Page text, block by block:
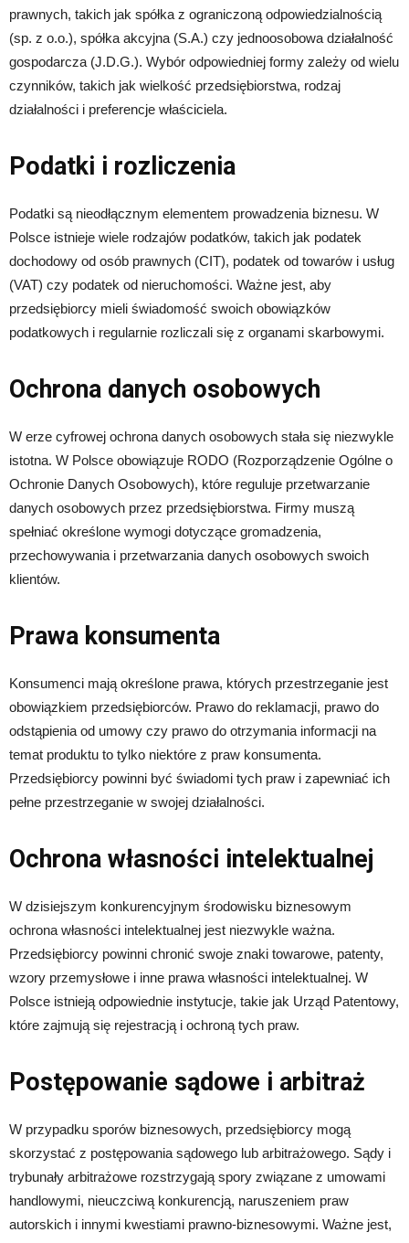
prawnych, takich jak spółka z ograniczoną odpowiedzialnością
(sp. z o.o.), spółka akcyjna (S.A.) czy jednoosobowa działalność
gospodarcza (J.D.G.). Wybór odpowiedniej formy zależy od wielu
czynników, takich jak wielkość przedsiębiorstwa, rodzaj
działalności i preferencje właściciela.
Podatki i rozliczenia
Podatki są nieodłącznym elementem prowadzenia biznesu. W
Polsce istnieje wiele rodzajów podatków, takich jak podatek
dochodowy od osób prawnych (CIT), podatek od towarów i usług
(VAT) czy podatek od nieruchomości. Ważne jest, aby
przedsiębiorcy mieli świadomość swoich obowiązków
podatkowych i regularnie rozliczali się z organami skarbowymi.
Ochrona danych osobowych
W erze cyfrowej ochrona danych osobowych stała się niezwykle
istotna. W Polsce obowiązuje RODO (Rozporządzenie Ogólne o
Ochronie Danych Osobowych), które reguluje przetwarzanie
danych osobowych przez przedsiębiorstwa. Firmy muszą
spełniać określone wymogi dotyczące gromadzenia,
przechowywania i przetwarzania danych osobowych swoich
klientów.
Prawa konsumenta
Konsumenci mają określone prawa, których przestrzeganie jest
obowiązkiem przedsiębiorców. Prawo do reklamacji, prawo do
odstąpienia od umowy czy prawo do otrzymania informacji na
temat produktu to tylko niektóre z praw konsumenta.
Przedsiębiorcy powinni być świadomi tych praw i zapewniać ich
pełne przestrzeganie w swojej działalności.
Ochrona własności intelektualnej
W dzisiejszym konkurencyjnym środowisku biznesowym
ochrona własności intelektualnej jest niezwykle ważna.
Przedsiębiorcy powinni chronić swoje znaki towarowe, patenty,
wzory przemysłowe i inne prawa własności intelektualnej. W
Polsce istnieją odpowiednie instytucje, takie jak Urząd Patentowy,
które zajmują się rejestracją i ochroną tych praw.
Postępowanie sądowe i arbitraż
W przypadku sporów biznesowych, przedsiębiorcy mogą
skorzystać z postępowania sądowego lub arbitrażowego. Sądy i
trybunały arbitrażowe rozstrzygają spory związane z umowami
handlowymi, nieuczciwą konkurencją, naruszeniem praw
autorskich i innymi kwestiami prawno-biznesowymi. Ważne jest,